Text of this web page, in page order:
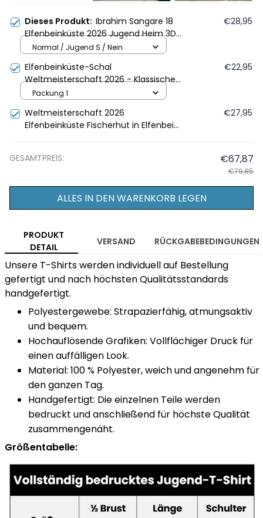
Dieses Produkt:Ibrahim Sangare 18
Elfenbeinküste 2026 Jugend Heim 3D
Vollbedrucktes T-Shirt - Orange
€28,95
Normal / Jugend S / Nein
Elfenbeinküste-Schal
Weltmeisterschaft 2026 - Klassische
orange-weiße Fransen
Packung 1
Weltmeisterschaft 2026
Elfenbeinküste Fischerhut in Elfenbein
und Orange
€79,85
DETAIL
Unsere T-Shirts werden individuell auf Bestellung
gefertigt und nach höchsten Qualitätsstandards
handgefertigt.
Polyestergewebe: Strapazierfähig, atmungsaktiv
und bequem.
Hochauflösende Grafiken: Vollflächiger Druck für
einen auffälligen Look.
Material: 100 % Polyester, weich und angenehm für
den ganzen Tag.
Handgefertigt: Die einzelnen Teile werden
bedruckt und anschließend für höchste Qualität
zusammengenäht.
Größentabelle: